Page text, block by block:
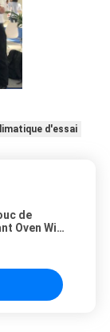
d'essai
de
Oven With